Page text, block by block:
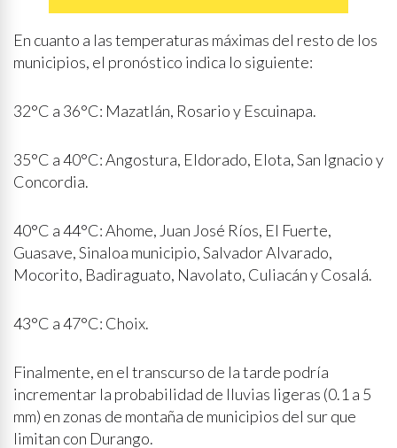
En cuanto a las temperaturas máximas del resto de los
municipios, el pronóstico indica lo siguiente:
32°C a 36°C: Mazatlán, Rosario y Escuinapa.
35°C a 40°C: Angostura, Eldorado, Elota, San Ignacio y
Concordia.
40°C a 44°C: Ahome, Juan José Ríos, El Fuerte,
Guasave, Sinaloa municipio, Salvador Alvarado,
Mocorito, Badiraguato, Navolato, Culiacán y Cosalá.
43°C a 47°C: Choix.
Finalmente, en el transcurso de la tarde podría
incrementar la probabilidad de lluvias ligeras (0.1 a 5
mm) en zonas de montaña de municipios del sur que
limitan con Durango.